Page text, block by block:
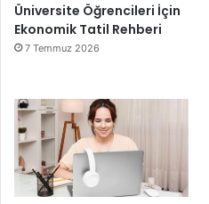
Üniversite Öğrencileri İçin
Ekonomik Tatil Rehberi
7 Temmuz 2026